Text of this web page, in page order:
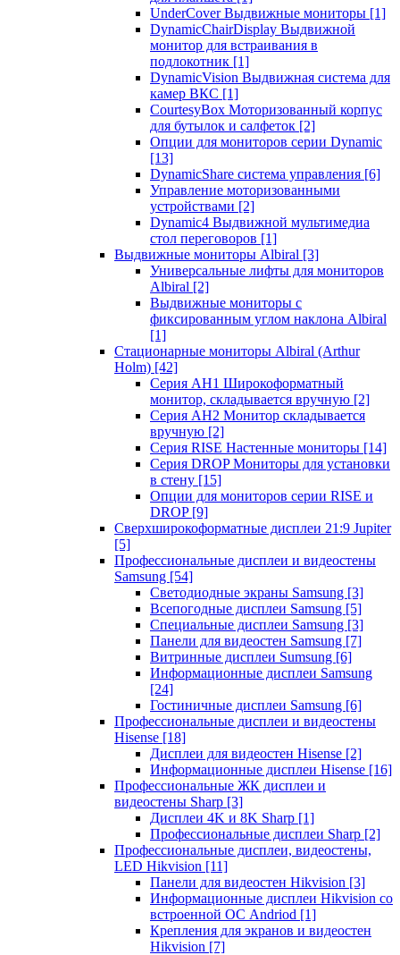
UnderCover Выдвижные мониторы [1]
DynamicChairDisplay Выдвижной
монитор для встраивания в
подлокотник [1]
DynamicVision Выдвижная система для
камер ВКС [1]
CourtesyBox Моторизованный корпус
для бутылок и салфеток [2]
Опции для мониторов серии Dynamic
[13]
DynamicShare система управления [6]
Управление моторизованными
устройствами [2]
Dynamic4 Выдвижной мультимедиа
стол переговоров [1]
Выдвижные мониторы Albiral [3]
Универсальные лифты для мониторов
Albiral [2]
Выдвижные мониторы с
фиксированным углом наклона Albiral
[1]
Стационарные мониторы Albiral (Arthur
Holm) [42]
Серия AH1 Широкоформатный
монитор, складывается вручную [2]
Серия AH2 Монитор складывается
вручную [2]
Серия RISE Настенные мониторы [14]
Серия DROP Мониторы для установки
в стену [15]
Опции для мониторов серии RISE и
DROP [9]
Сверхширокоформатные дисплеи 21:9 Jupiter
[5]
Профессиональные дисплеи и видеостены
Samsung [54]
Светодиодные экраны Samsung [3]
Всепогодные дисплеи Samsung [5]
Специальные дисплеи Samsung [3]
Панели для видеостен Samsung [7]
Витринные дисплеи Sumsung [6]
Информационные дисплеи Samsung
[24]
Гостиничные дисплеи Samsung [6]
Профессиональные дисплеи и видеостены
Hisense [18]
Дисплеи для видеостен Hisense [2]
Информационные дисплеи Hisense [16]
Профессиональные ЖК дисплеи и
видеостены Sharp [3]
Дисплеи 4K и 8K Sharp [1]
Профессиональные дисплеи Sharp [2]
Профессиональные дисплеи, видеостены,
LED Hikvision [11]
Панели для видеостен Hikvision [3]
Информационные дисплеи Hikvision со
встроенной ОС Andriod [1]
Крепления для экранов и видеостен
Hikvision [7]